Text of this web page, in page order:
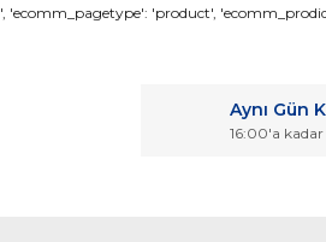
Bu ürünün fiyat
Ürün
', 'ecomm_pagetype': 'product',
Aynı Gün
16:00'a